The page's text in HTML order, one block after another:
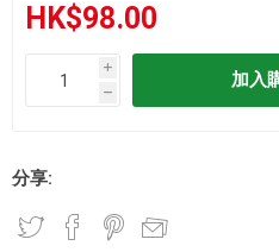
HK$98.00
i
h
分享: